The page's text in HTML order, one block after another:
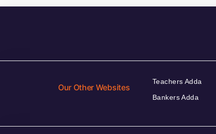
Our Other Websites
Teachers Adda
Bankers Adda